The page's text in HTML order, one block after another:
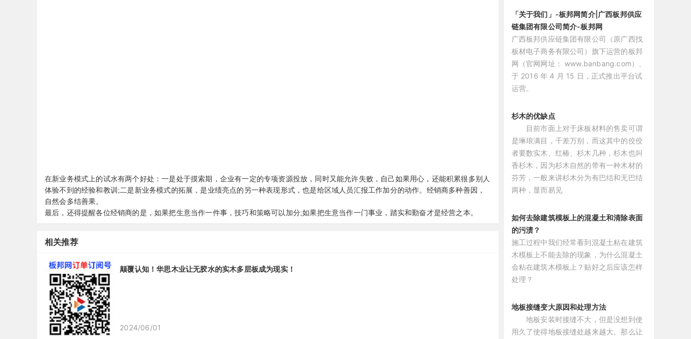
在新业务模式上的试水有两个好处：一是处于摸索期，企业有一定的专项资源投放，同时又能允许失败，自己如果用心，还能积累很多别人
体验不到的经验和教训;二是新业务模式的拓展，是业绩亮点的另一种表现形式，也是给区域人员汇报工作加分的动作。经销商多种善因，
自然会多结善果。
最后，还得提醒各位经销商的是，如果把生意当作一件事，技巧和策略可以加分;如果把生意当作一门事业，踏实和勤奋才是经营之本。
相关推荐
颠覆认知！华思木业让无胶水的实木多层板成为现实！
2024/06/01
「关于我们」-板邦网简介|广西板邦供应
链集团有限公司简介-板邦网
广西板邦供应链集团有限公司（原广西找
板材电子商务有限公司）旗下运营的板邦
网（官网网址： www.banbang.com）、
于 2016 年 4 月 15 日，正式推出平台试
运营。
杉木的优缺点
目前市面上对于床板材料的售卖可谓
是琳琅满目，千差万别，而这其中的佼佼
者要数实木、红椿、杉木几种，杉木也叫
香杉木，因为杉木自然的带有一种木材的
芬芳，一般来讲杉木分为有巴结和无巴结
两种，显而易见
如何去除建筑模板上的混凝土和清除表面
的污渍？
施工过程中我们经常看到混凝土粘在建筑
木模板上不能去除的现象，为什么混凝土
会粘在建筑木模板上？贴好之后应该怎样
处理？
地板接缝变大原因和处理方法
地板安装时接缝不大，但是没想到使
用久了使得地板接缝处越来越大。那么让